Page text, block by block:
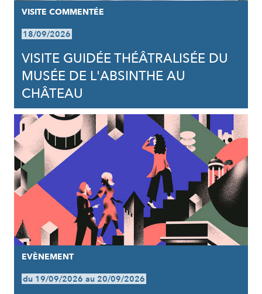
VISITE COMMENTÉE
18/09/2026
VISITE GUIDÉE THÉÂTRALISÉE DU
MUSÉE DE L'ABSINTHE AU
CHÂTEAU
EVÈNEMENT
du 19/09/2026 au 20/09/2026